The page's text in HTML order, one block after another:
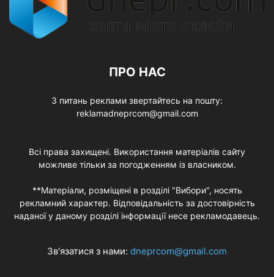
ПРО НАС
З питань реклами звертайтесь на пошту:
reklamadneprcom@gmail.com
Всі права захищені. Використання матеріалів сайту
можливе тільки за погодженням із власником.
**Матеріали, розміщені в розділі "Вибори", носять
рекламний характер. Відповідальність за достовірність
наданої у даному розділі інформації несе рекламодавець.
Зв'язатися з нами: dneprcom@gmail.com